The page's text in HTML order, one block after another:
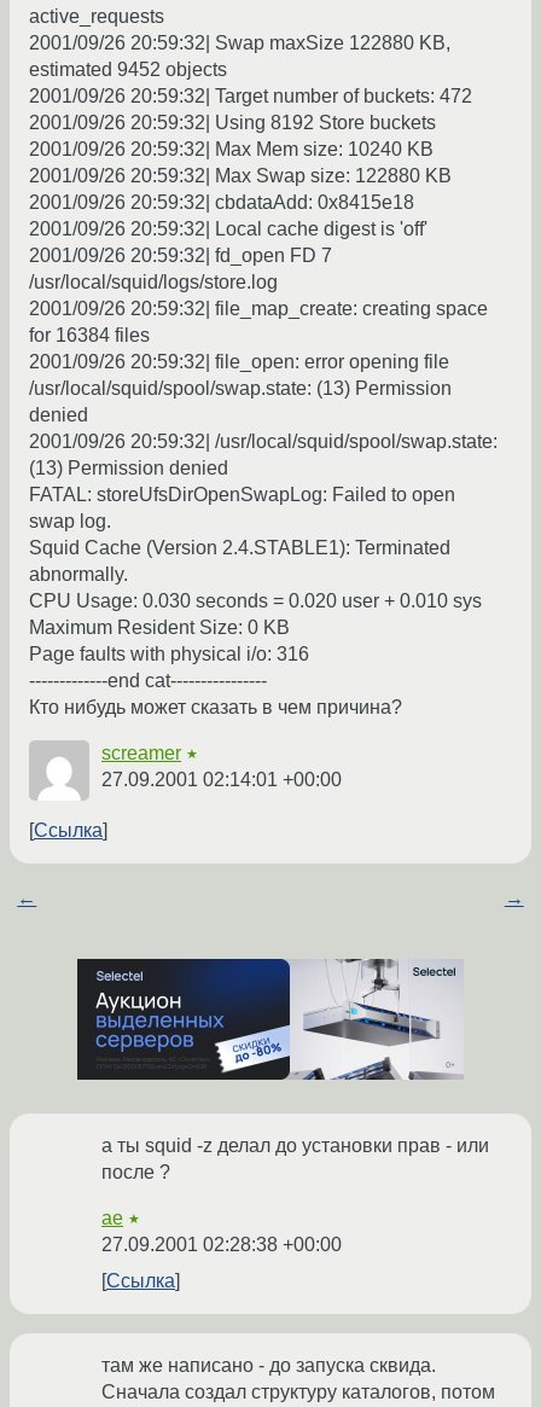
active_requests
2001/09/26 20:59:32| Swap maxSize 122880 KB,
estimated 9452 objects
2001/09/26 20:59:32| Target number of buckets: 472
2001/09/26 20:59:32| Using 8192 Store buckets
2001/09/26 20:59:32| Max Mem size: 10240 KB
2001/09/26 20:59:32| Max Swap size: 122880 KB
2001/09/26 20:59:32| cbdataAdd: 0x8415e18
2001/09/26 20:59:32| Local cache digest is 'off'
2001/09/26 20:59:32| fd_open FD 7
/usr/local/squid/logs/store.log
2001/09/26 20:59:32| file_map_create: creating space
for 16384 files
2001/09/26 20:59:32| file_open: error opening file
/usr/local/squid/spool/swap.state: (13) Permission
denied
2001/09/26 20:59:32| /usr/local/squid/spool/swap.state:
(13) Permission denied
FATAL: storeUfsDirOpenSwapLog: Failed to open
swap log.
Squid Cache (Version 2.4.STABLE1): Terminated
abnormally.
CPU Usage: 0.030 seconds = 0.020 user + 0.010 sys
Maximum Resident Size: 0 KB
Page faults with physical i/o: 316
-------------end cat----------------
Кто нибудь может сказать в чем причина?
screamer ★
27.09.2001 02:14:01 +00:00
Ссылка
← →
а ты squid -z делал до установки прав - или
после ?
ae ★
27.09.2001 02:28:38 +00:00
Ссылка
там же написано - до запуска сквида.
Сначала создал структуру каталогов, потом